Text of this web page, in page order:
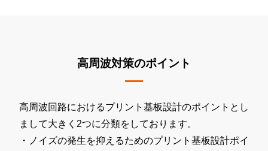
高周波対策のポイント
高周波回路におけるプリント基板設計のポイントとし
まして大きく2つに分類をしております。
・ノイズの発生を抑えるためのプリント基板設計ポイ